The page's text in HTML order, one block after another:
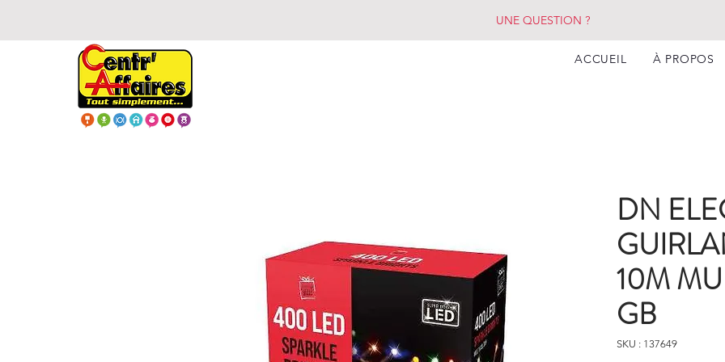
UNE QUESTION ?
ACCUEIL À PROPOS
DN
10M
GB
SKU : 137649